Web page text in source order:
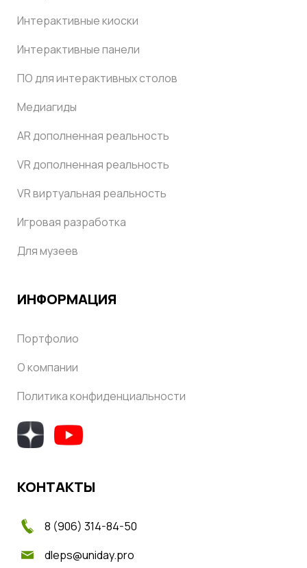
Интерактивные киоски
Интерактивные панели
ПО для интерактивных столов
Медиагиды
AR дополненная реальность
VR дополненная реальность
VR виртуальная реальность
Игровая разработка
Для музеев
ИНФОРМАЦИЯ
Портфолио
О компании
Политика конфиденциальности
КОНТАКТЫ
8 (906) 314-84-50
dleps@uniday.pro